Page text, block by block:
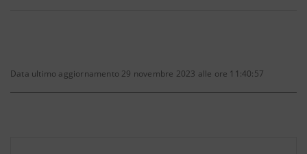
Data ultimo aggiornamento 29 novembre 2023 alle ore 11:40:57